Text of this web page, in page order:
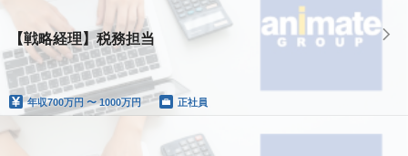
【戦略経理】税務担当
年収700万円 〜 1000万円 正社員